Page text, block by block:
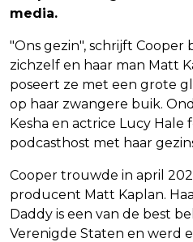
media.
"Ons gezin", schrijft Cooper
zichzelf en haar man Matt
poseert ze met een grote
op haar zwangere buik.
Kesha en actrice Lucy Hale
podcasthost met haar
Cooper trouwde in april
producent Matt Kaplan.
Daddy is een van de best
Verenigde Staten en werd